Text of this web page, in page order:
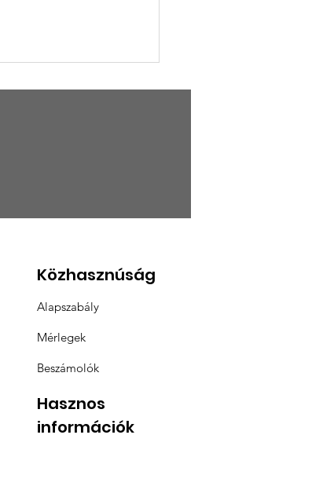
a
Közhasznúság
Alapszabály
Mérlegek
Beszámolók
Hasznos
információk